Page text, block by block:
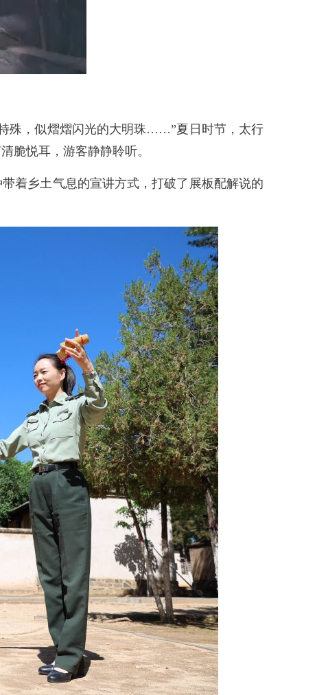
殊，似熠熠闪光的大明珠……”夏日时节，太行
脆悦耳，游客静静聆听。
着乡土气息的宣讲方式，打破了展板配解说的